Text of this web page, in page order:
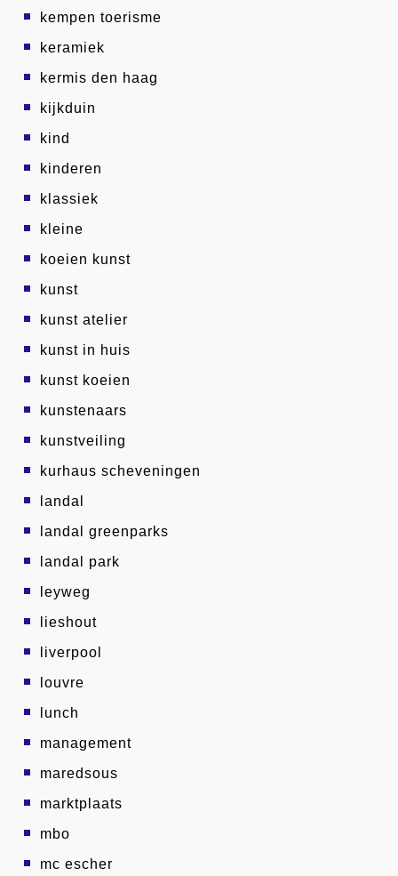
kempen toerisme
keramiek
kermis den haag
kijkduin
kind
kinderen
klassiek
kleine
koeien kunst
kunst
kunst atelier
kunst in huis
kunst koeien
kunstenaars
kunstveiling
kurhaus scheveningen
landal
landal greenparks
landal park
leyweg
lieshout
liverpool
louvre
lunch
management
maredsous
marktplaats
mbo
mc escher